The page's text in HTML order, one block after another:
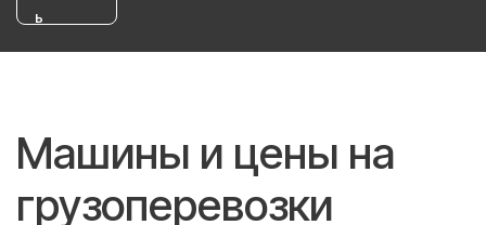
ь
Машины и цены на
грузоперевозки